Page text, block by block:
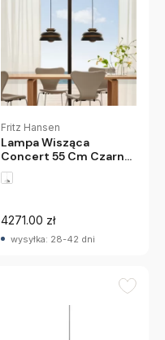
Fritz Hansen
Lampa Wisząca
Concert 55 Cm Czarna
Fritz Hansen
4271.00 zł
wysyłka: 28-42 dni